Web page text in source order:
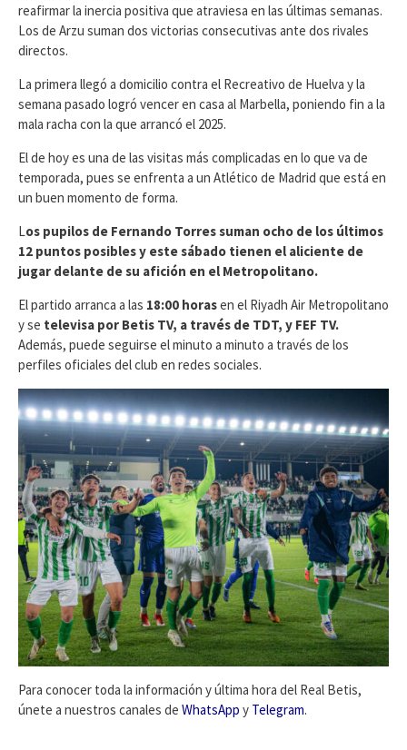
reafirmar la inercia positiva que atraviesa en las últimas semanas.
Los de Arzu suman dos victorias consecutivas ante dos rivales
directos.
La primera llegó a domicilio contra el Recreativo de Huelva y la
semana pasado logró vencer en casa al Marbella, poniendo fin a la
mala racha con la que arrancó el 2025.
El de hoy es una de las visitas más complicadas en lo que va de
temporada, pues se enfrenta a un Atlético de Madrid que está en
un buen momento de forma.
Los pupilos de Fernando Torres suman ocho de los últimos
12 puntos posibles y este sábado tienen el aliciente de
jugar delante de su afición en el Metropolitano.
El partido arranca a las 18:00 horasen el Riyadh Air Metropolitano
y se televisa por Betis TV, a través de TDT, y FEF TV.
Además, puede seguirse el minuto a minuto a través de los
perfiles oficiales del club en redes sociales.
Para conocer toda la información y última hora del Real Betis,
únete a nuestros canales de WhatsApp y Telegram.